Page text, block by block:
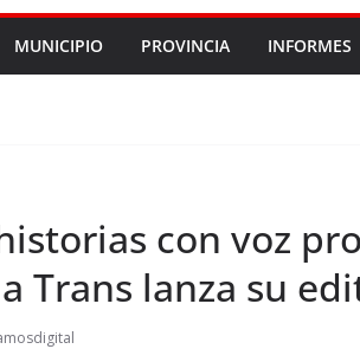
MUNICIPIO PROVINCIA INFORMES
con voz
Trans lanza su